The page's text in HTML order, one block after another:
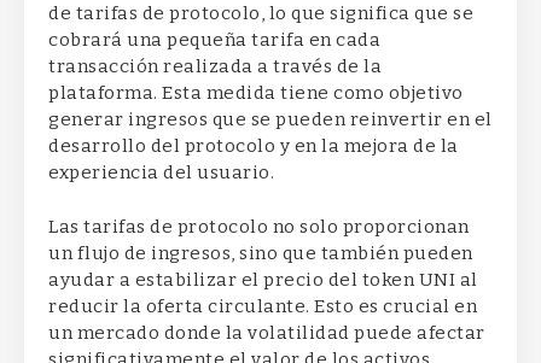
de tarifas de protocolo, lo que significa que se
cobrará una pequeña tarifa en cada
transacción realizada a través de la
plataforma. Esta medida tiene como objetivo
generar ingresos que se pueden reinvertir en el
desarrollo del protocolo y en la mejora de la
experiencia del usuario.
Las tarifas de protocolo no solo proporcionan
un flujo de ingresos, sino que también pueden
ayudar a estabilizar el precio del token UNI al
reducir la oferta circulante. Esto es crucial en
un mercado donde la volatilidad puede afectar